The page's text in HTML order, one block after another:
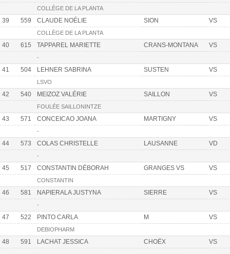
COLLÈGE DE LA PLANTA
39 559 CLAUDE NOÉLIE SION VS
COLLÈGE DE LA PLANTA
40 615 TAPPAREL MARIETTE CRANS-MONTANA VS
-
41 504 LEHNER SABRINA SUSTEN VS
LSVO
42 540 MEIZOZ VALÉRIE SAILLON VS
FOULÉE SAILLONINTZE
43 571 CONCEICAO JOANA MARTIGNY VS
-
44 573 COLAS CHRISTELLE LAUSANNE VD
-
45 517 CONSTANTIN DÉBORAH GRANGES VS VS
CONSTANTIN
46 581 NAPIERALA JUSTYNA SIERRE VS
-
47 522 PINTO CARLA M VS
DEBIOPHARM
48 591 LACHAT JESSICA CHOËX VS